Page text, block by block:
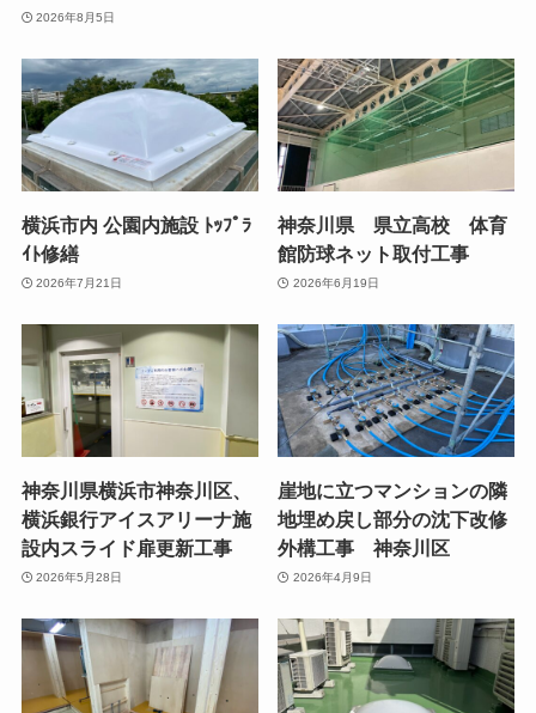
2026年8月5日
横浜市内 公園内施設 ﾄｯﾌﾟﾗ
ｲﾄ修繕
2026年7月21日
神奈川県 県立高校 体育
館防球ネット取付工事
2026年6月19日
神奈川県横浜市神奈川区、
横浜銀行アイスアリーナ施
設内スライド扉更新工事
2026年5月28日
崖地に立つマンションの隣
地埋め戻し部分の沈下改修
外構工事 神奈川区
2026年4月9日